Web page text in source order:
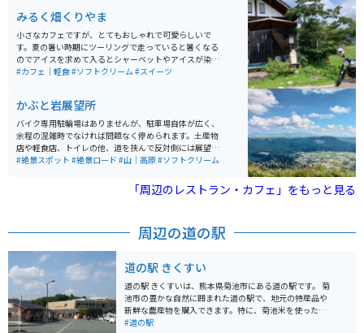
みるく畑くりやま
小さなカフェですが、とてもおしゃれで可愛らしいで
す。夏の暑い時期にツーリングで走っていると暑くなる
のでアイスを求めて入るとシャーベットやアイスが染み
渡ります。お店の雰囲気もいいので、ぜひ立ち寄ってみ
#カフェ｜軽食#ソフトクリーム#スイーツ
かぶと岩展望所
バイク専用駐輪場はありませんが、駐車場自体が広く、
余程の混雑時でなければ問題なく停められます。土産物
店や軽食店、トイレの他、道を挟んで反対側には展望台
があります。 飲料の自動販売機も数台設置されていて、
設置されていました。トイレは軽食店の店内ではなく、
独立しているので、無料で使用できます。 展望台は、阿
での休憩場所としてオススメです。
#絶景スポット #絶景ロード #山｜高原#ソフトクリーム
「周辺のレストラン・カフェ」をもっと見る
周辺の道の駅
道の駅 きくすい
道の駅 きくすいは、熊本県菊池市にある道の駅です。 菊
池市の豊かな自然に囲まれた道の駅で、地元の特産品や
新鮮な農産物を購入できます。特に、菊池米を使ったお
にぎりや弁当は人気です。また、併設されているレスト
#道の駅